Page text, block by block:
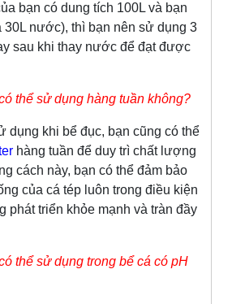
bạn có dung tích 100L và bạn
30L nước), thì bạn nên sử dụng 3
sau khi thay nước để đạt được
thể sử dụng hàng tuần không?
khi bể đục, bạn cũng có thể
hàng tuần để duy trì chất lượng
cách này, bạn có thể đảm bảo
của cá tép luôn trong điều kiện
phát triển khỏe mạnh và tràn đầy
thể sử dụng trong bể cá có pH